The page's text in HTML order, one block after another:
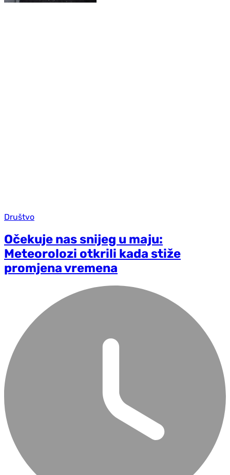
Društvo
Očekuje nas snijeg u maju:
Meteorolozi otkrili kada stiže
promjena vremena